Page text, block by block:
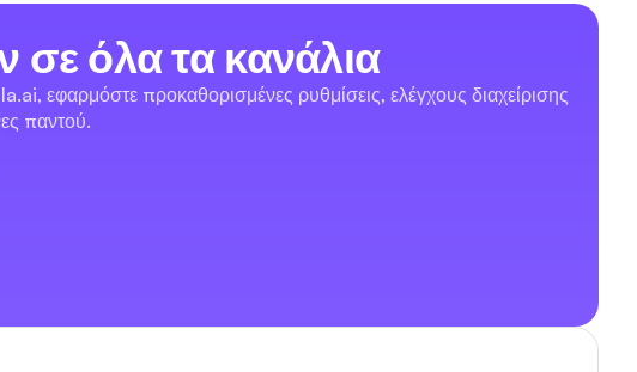
σε όλα τα κανάλια
εφαρμόστε προκαθορισμένες ρυθμίσεις, ελέγχους διαχείρισης
παντού.